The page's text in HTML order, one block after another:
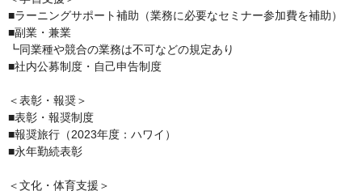
■ラーニングサポート補助（業務に必要なセミナー参加費を補助）
■副業・兼業
┗同業種や競合の業務は不可などの規定あり
■社内公募制度・自己申告制度
＜表彰・報奨＞
■表彰・報奨制度
■報奨旅行（2023年度：ハワイ）
■永年勤続表彰
＜文化・体育支援＞